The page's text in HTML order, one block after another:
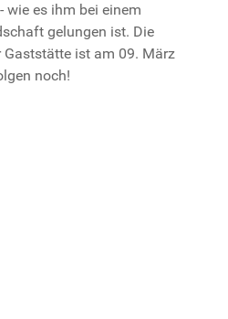
wie es ihm bei einem
gelungen ist. Die
ist am 09. März
noch!